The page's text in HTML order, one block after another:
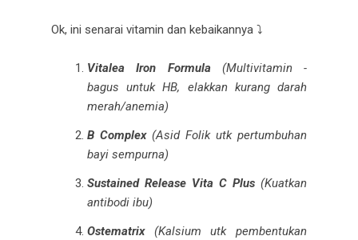
Ok, ini senarai vitamin dan kebaikannya ⤵️
Vitalea Iron Formula(Multivitamin -
bagus untuk HB, elakkan kurang darah
merah/anemia)
B Complex(Asid Folik utk pertumbuhan
bayi sempurna)
Sustained Release Vita C Plus (Kuatkan
antibodi ibu)
Ostematrix(Kalsium utk pembentukan